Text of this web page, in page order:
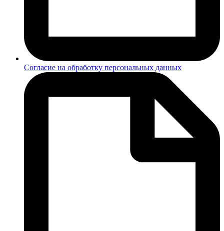
Согласие на обработку персональных данных